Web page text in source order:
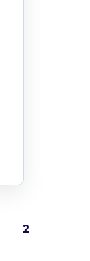
2